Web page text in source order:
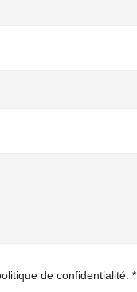
de confidentialité. *